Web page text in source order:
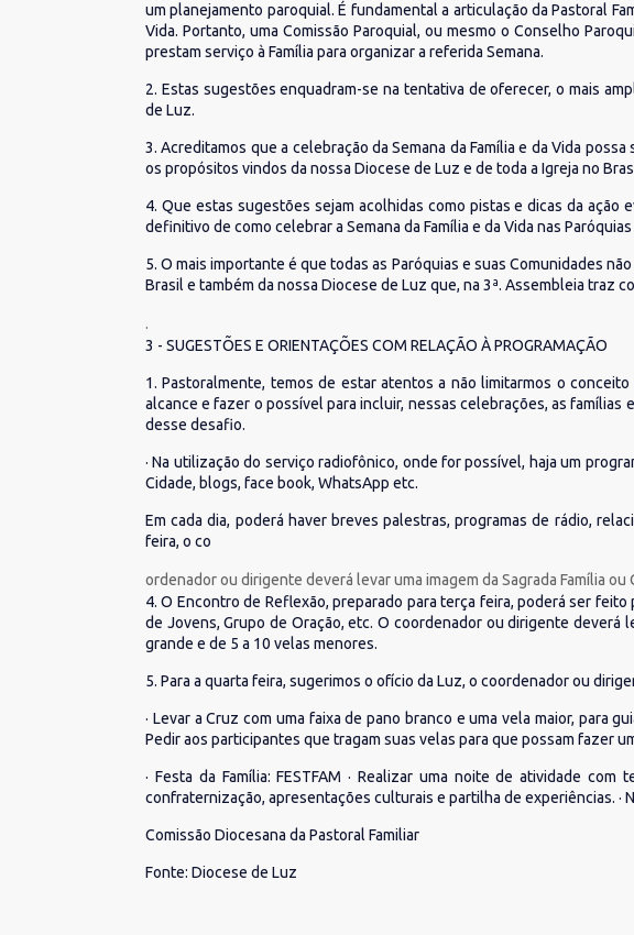
um planejamento paroquial. É fundamental a articulação da Pastoral
Vida. Portanto, uma Comissão Paroquial, ou mesmo o Conselho
prestam serviço à Família para organizar a referida Semana.
2. Estas sugestões enquadram-se na tentativa de oferecer, o mais
de Luz.
3. Acreditamos que a celebração da Semana da Família e da Vida
os propósitos vindos da nossa Diocese de Luz e de toda a Igreja no
4. Que estas sugestões sejam acolhidas como pistas e dicas da
definitivo de como celebrar a Semana da Família e da Vida nas
5. O mais importante é que todas as Paróquias e suas Comunidades
Brasil e também da nossa Diocese de Luz que, na 3ª. Assembleia traz
.
3 - SUGESTÕES E ORIENTAÇÕES COM RELAÇÃO À PROGRAMAÇÃO
1. Pastoralmente, temos de estar atentos a não limitarmos o
alcance e fazer o possível para incluir, nessas celebrações, as famílias
desse desafio.
· Na utilização do serviço radiofônico, onde for possível, haja um
Cidade, blogs, face book, WhatsApp etc.
Em cada dia, poderá haver breves palestras, programas de rádio,
feira, o co
ordenador ou dirigente deverá levar uma imagem da Sagrada Família
4. O Encontro de Reflexão, preparado para terça feira, poderá ser
de Jovens, Grupo de Oração, etc. O coordenador ou dirigente deverá
grande e de 5 a 10 velas menores.
5. Para a quarta feira, sugerimos o ofício da Luz, o coordenador ou
· Levar a Cruz com uma faixa de pano branco e uma vela maior, para
Pedir aos participantes que tragam suas velas para que possam fazer
· Festa da Família: FESTFAM · Realizar uma noite de atividade
confraternização, apresentações culturais e partilha de experiências. ·
Comissão Diocesana da Pastoral Familiar
Fonte: Diocese de Luz